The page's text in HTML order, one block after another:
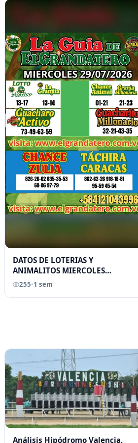
DATOS DE LOTERIAS Y
ANIMALITOS MIERCOLES
29/07/2026 ELGRANDATERO JOSE
255•1 sem
Análisis Hipódromo Valencia,